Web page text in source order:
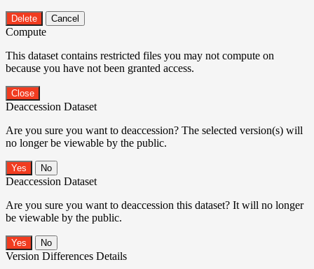
Delete Cancel
Compute
This dataset contains restricted files you may not compute on
because you have not been granted access.
Close
Deaccession Dataset
Are you sure you want to deaccession? The selected version(s) will
no longer be viewable by the public.
No
Deaccession Dataset
Are you sure you want to deaccession this dataset? It will no longer
be viewable by the public.
No
Version Differences Details